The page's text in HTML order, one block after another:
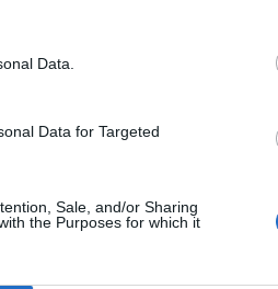
Data.
Data for Targeted
Sale, and/or Sharing
the Purposes for which it
l'uomo è infatti
tracce, alcuni
numeri di targa
e li hanno
aperto da quattro
Nel locale, oltre
c'era un cliente. I
contante e
da
tentato di reagire